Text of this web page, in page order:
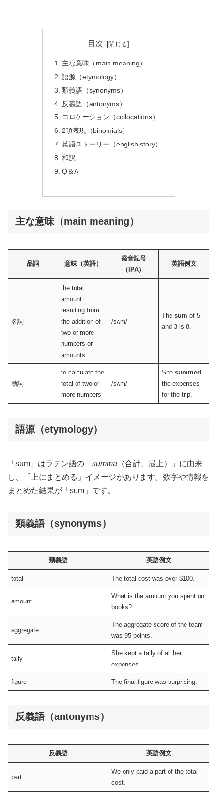
目次
主な意味（main meaning）
語源（etymology）
類義語（synonyms）
反義語（antonyms）
コロケーション（collocations）
2項表現（binomials）
英語ストーリー（english story）
和訳
Q＆A
主な意味（main meaning）
品詞 意味（英語）
発音記号
（IPA）
英語例文
名詞
the total
amount
resulting from
the addition of
two or more
numbers or
amounts
/sʌm/
Thesum of 5
and 3 is 8.
動詞
to calculate the
total of two or
more numbers
/sʌm/
Shesummed
the expenses
for the trip.
語源（etymology）
「sum」はラテン語の「 summa （合計、最上）」に由来
し、「上にまとめる」イメージがあります。数字や情報を
まとめた結果が「sum」です。
類義語（synonyms）
類義語 英語例文
total The total cost was over $100.
amount
What is the amount you spent on
books?
aggregate
The aggregate score of the team
was 95 points.
tally
She kept a tally of all her
expenses.
figure The final figure was surprising.
反義語（antonyms）
反義語 英語例文
part
We only paid a part of the total
cost.